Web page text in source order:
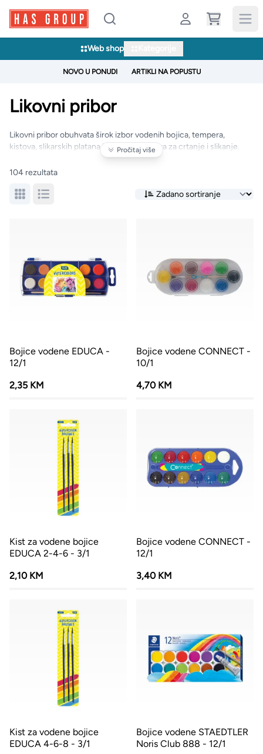
Web shop
NOVO U PONUDI ARTIKLI NA POPUSTU
Likovni pribor
Likovni pribor obuhvata širok izbor vodenih bojica, tempera,
kistova, slikarskih platana i pratećeg pribora za crtanje i slikanje.
Asortiman je namijenjen školskim, kreativnim i umjetničkim
projektima, uz proizvode za početnike i zahtjevnije korisnike.
Pročitaj više
104 rezultata
Bojice vodene EDUCA -
12/1
2,35 KM
Bojice vodene CONNECT -
10/1
4,70 KM
Kist za vodene bojice
EDUCA 2-4-6 - 3/1
2,10 KM
Bojice vodene CONNECT -
12/1
3,40 KM
Kist za vodene bojice
EDUCA 4-6-8 - 3/1
Bojice vodene STAEDTLER
Noris Club 888 - 12/1